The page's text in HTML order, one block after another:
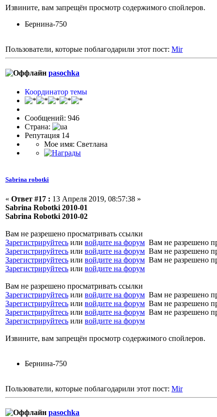
Извините, вам запрещён просмотр содержимого спойлеров.
Бернина-750
Пользователи, которые поблагодарили этот пост: Mir
pasochka
Координатор темы
Сообщений: 946
Страна:
Репутация 14
Мое имя: Светлана
Sabrina robotki
« Ответ #17 : 13 Апреля 2019, 08:57:38 »
Sabrina Robotki 2010-01
Sabrina Robotki 2010-02
Вам не разрешено просматривать ссылки
Зарегистрируйтесь или войдите на форум Вам не разрешено
Зарегистрируйтесь или войдите на форум Вам не разрешено
Зарегистрируйтесь или войдите на форум Вам не разрешено
Зарегистрируйтесь или войдите на форум
Вам не разрешено просматривать ссылки
Зарегистрируйтесь или войдите на форум Вам не разрешено
Зарегистрируйтесь или войдите на форум Вам не разрешено
Зарегистрируйтесь или войдите на форум Вам не разрешено
Зарегистрируйтесь или войдите на форум
Извините, вам запрещён просмотр содержимого спойлеров.
Бернина-750
Пользователи, которые поблагодарили этот пост: Mir
pasochka